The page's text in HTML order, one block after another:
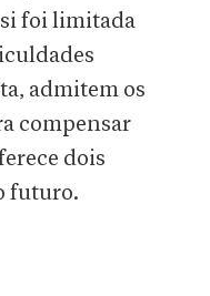
si foi limitada
admitem os
compensar
dois
futuro.